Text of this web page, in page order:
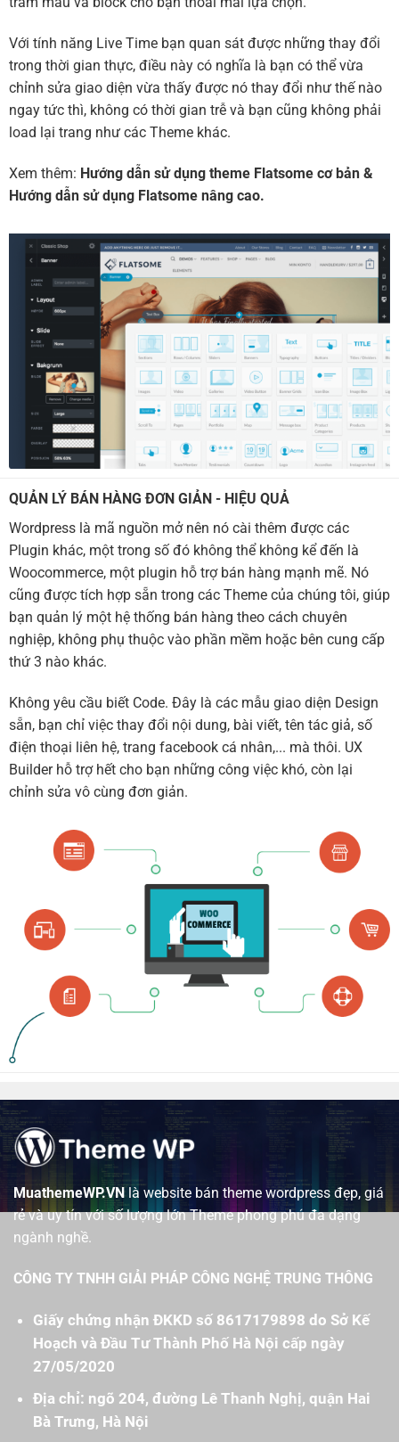
Với tính năng Live Time bạn quan sát được những thay đổi
trong thời gian thực, điều này có nghĩa là bạn có thể vừa
chỉnh sửa giao diện vừa thấy được nó thay đổi như thế nào
ngay tức thì, không có thời gian trễ và bạn cũng không phải
load lại trang như các Theme khác.
Xem thêm: Hướng dẫn sử dụng theme Flatsome cơ bản &
Hướng dẫn sử dụng Flatsome nâng cao.
QUẢN LÝ BÁN HÀNG ĐƠN GIẢN - HIỆU QUẢ
Wordpress là mã nguồn mở nên nó cài thêm được các
Plugin khác, một trong số đó không thể không kể đến là
Woocommerce, một plugin hỗ trợ bán hàng mạnh mẽ. Nó
cũng được tích hợp sẵn trong các Theme của chúng tôi, giúp
bạn quản lý một hệ thống bán hàng theo cách chuyên
nghiệp, không phụ thuộc vào phần mềm hoặc bên cung cấp
thứ 3 nào khác.
Không yêu cầu biết Code. Đây là các mẫu giao diện Design
sẵn, bạn chỉ việc thay đổi nội dung, bài viết, tên tác giả, số
điện thoại liên hệ, trang facebook cá nhân,... mà thôi. UX
Builder hỗ trợ hết cho bạn những công việc khó, còn lại
chỉnh sửa vô cùng đơn giản.
MuathemeWP.VNlà website bán theme wordpress đẹp, giá
rẻ và uy tín với số lượng lớn Theme phong phú đa dạng
ngành nghề.
CÔNG TY TNHH GIẢI PHÁP CÔNG NGHỆ TRUNG THÔNG
Giấy chứng nhận ĐKKD số 8617179898 do Sở Kế
Hoạch và Đầu Tư Thành Phố Hà Nội cấp ngày
27/05/2020
Địa chỉ: ngõ 204, đường Lê Thanh Nghị, quận Hai
Bà Trưng, Hà Nội